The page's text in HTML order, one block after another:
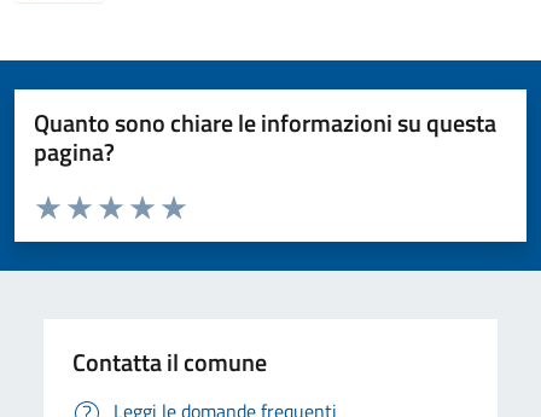
Quanto sono chiare le informazioni su questa
pagina?
Valuta da 1 a 5 stelle la pagina
Valuta 5 stelle su 5
Valuta 4 stelle su 5
Valuta 3 stelle su 5
Valuta 2 stelle su 5
Valuta 1 stelle su 5
Contatta il comune
Leggi le domande frequenti